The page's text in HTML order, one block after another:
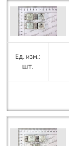
шт.